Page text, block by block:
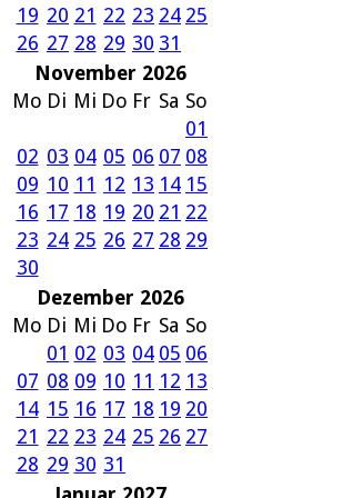
19 20 21 22 23 24 25
26 27 28 29 30 31
November 2026
Mo Di Mi Do Fr Sa So
01
02 03 04 05 06 07 08
09 10 11 12 13 14 15
16 17 18 19 20 21 22
23 24 25 26 27 28 29
30
Dezember 2026
Mo Di Mi Do Fr Sa So
01 02 03 04 05 06
07 08 09 10 11 12 13
14 15 16 17 18 19 20
21 22 23 24 25 26 27
28 29 30 31